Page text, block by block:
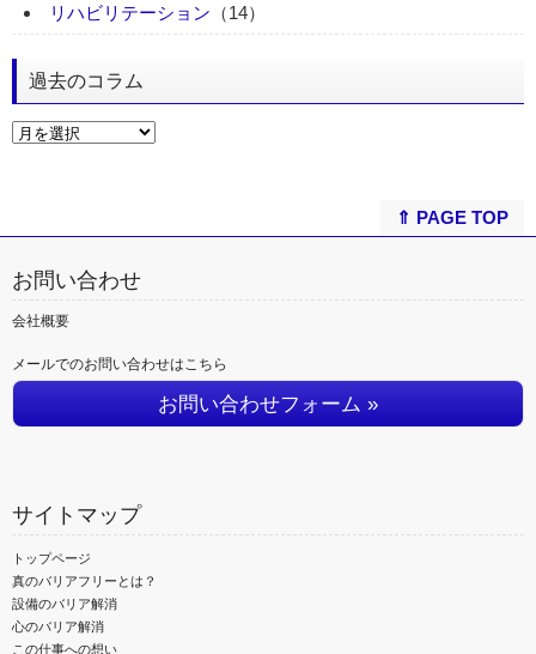
リハビリテーション （14）
過去のコラム
⇑ PAGE TOP
お問い合わせ
会社概要
メールでのお問い合わせはこちら
お問い合わせフォーム »
サイトマップ
トップページ
真のバリアフリーとは？
設備のバリア解消
心のバリア解消
この仕事への想い